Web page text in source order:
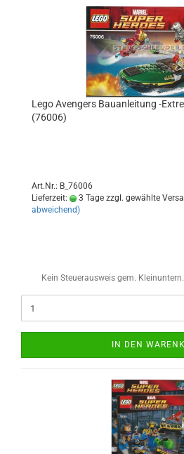
Lego Avengers Bauanleitung -
(76006)
Art.Nr.: B_76006
Lieferzeit:
3 Tage zzgl. gewählte
abweichend)
Kein Steuerausweis gem.
IN DEN